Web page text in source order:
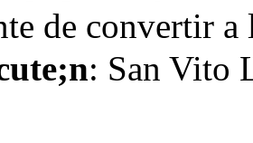
de convertir a
: San Vito